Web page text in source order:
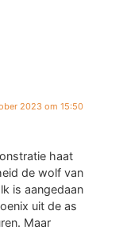
2023 om 15:50
haat
de wolf van
is aangedaan
uit de as
Maar